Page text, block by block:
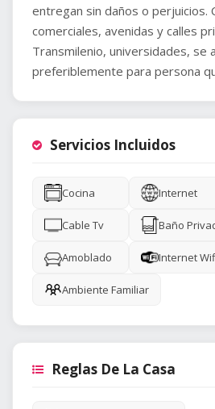
entregan sin daños o perjuicios.
comerciales, avenidas y calles
Transmilenio, universidades, se
preferiblemente para persona
Servicios Incluidos
Cocina Internet
Cable Tv Baño
Amoblado Internet
Ambiente Familiar
Reglas De La Casa